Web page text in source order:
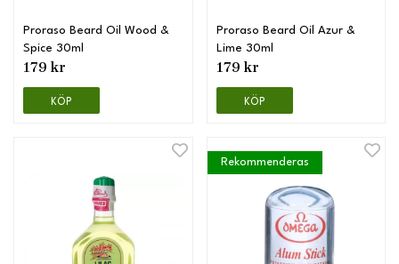
Proraso Beard Oil Wood &
Spice 30ml
179 kr
KÖP
Proraso Beard Oil Azur &
Lime 30ml
179 kr
KÖP
Rekommenderas